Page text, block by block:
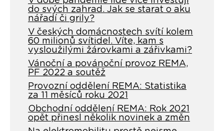
do svých zahrad. Jak se starat o aku
nářadí či grily?
V českých domácnostech svítí kolem
60 milionů svítidel. Víte, kam s
vysloužilými žárovkami a zářivkami?
Vánoční a povánoční provoz REMA,
PF 2022 a soutěž
Provozní oddělení REMA: Statistika
za 11 měsíců roku 2021
Obchodní oddělení REMA: Rok 2021
opět přinesl několik novinek a změn